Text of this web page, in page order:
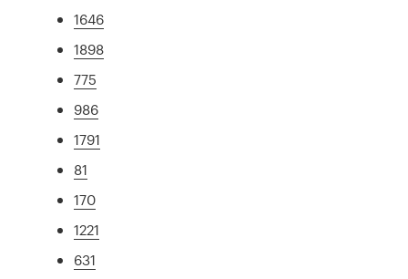
1646
1898
775
986
1791
81
170
1221
631